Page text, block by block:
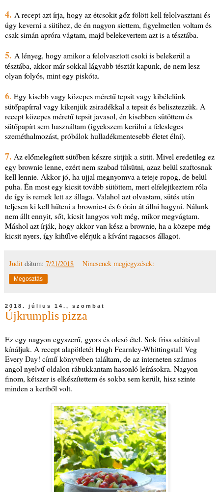
4. A recept azt írja, hogy az étcsokit gőz fölött kell felolvasztani és
úgy keverni a sütihez, de én nagyon siettem, figyelmetlen voltam és
csak simán apróra vágtam, majd belekevertem azt is a tésztába.
5. A lényeg, hogy amikor a felolvasztott csoki is belekerül a
tésztába, akkor már sokkal lágyabb tésztát kapunk, de nem lesz
olyan folyós, mint egy piskóta.
6. Egy kisebb vagy közepes méretű tepsit vagy kibélelünk
sütőpapírral vagy kikenjük zsiradékkal a tepsit és belisztezzük. A
recept közepes méretű tepsit javasol, én kisebben sütöttem és
sütőpapírt sem használtam (igyekszem kerülni a felesleges
szeméthalmozást, próbálok hulladékmentesebb életet élni).
7. Az előmelegített sütőben készre sütjük a sütit. Mivel eredetileg ez
egy brownie lenne, ezért nem szabad túlsütni, azaz belül szaftosnak
kell lennie. Akkor jó, ha ujjal megnyomva a teteje ropog, de belül
puha. Én most egy kicsit tovább sütöttem, mert elfelejtkeztem róla
de így is remek lett az állaga. Valahol azt olvastam, sütés után
teljesen ki kell hűteni a brownie-t és 6 órán át állni hagyni. Nálunk
nem állt ennyit, sőt, kicsit langyos volt még, mikor megvágtam.
Máshol azt írják, hogy akkor van kész a brownie, ha a közepe még
kicsit nyers, így kihűlve elérjük a kívánt ragacsos állagot.
Judit dátum: 7/21/2018 Nincsenek megjegyzések:
Megosztás
2018. július 14., szombat
Újkrumplis pizza
Ez egy nagyon egyszerű, gyors és olcsó étel. Sok friss salátával
kínáljuk. A recept alapötletét Hugh Fearnley-Whittingstall Veg
Every Day! című könyvében találtam, de az interneten számos
angol nyelvű oldalon rábukkantam hasonló leírásokra. Nagyon
finom, kétszer is elkészítettem és sokba sem került, hisz szinte
minden a kertből volt.